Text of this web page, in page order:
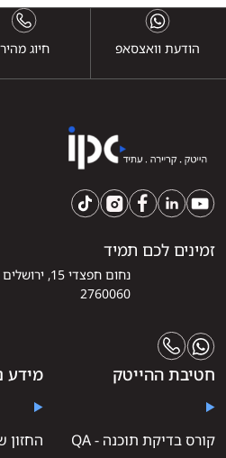
הודעת וואצסאפ חיוג מהיר
זמינים לכם תמיד
2760060
חטיבת ההייטק
קורס בדיקת תוכנה - QA
מידע
החזון